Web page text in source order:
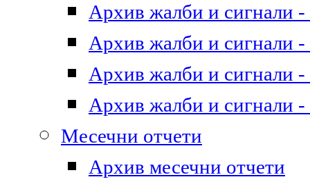
Архив жалби и сигнали -
Архив жалби и сигнали -
Архив жалби и сигнали -
Архив жалби и сигнали -
Месечни отчети
Архив месечни отчети